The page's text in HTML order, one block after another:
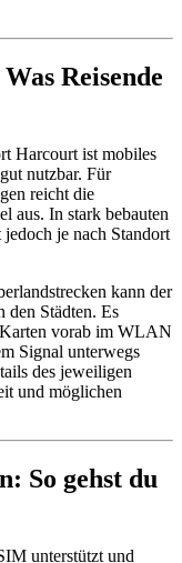
Reisende
Harcourt ist mobiles
nutzbar. Für
reicht die
aus. In stark bebauten
je nach Standort
kann der
den Städten. Es
vorab im WLAN
Signal unterwegs
des jeweiligen
und möglichen
So gehst du
unterstützt und